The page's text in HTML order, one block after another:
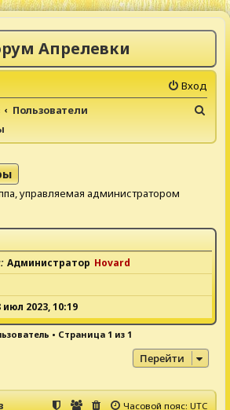
Апрелевки
Вход
Пользователи
и
управляемая администратором
Администратор Hovard
июл 2023, 10:19
• Страница 1 из 1
Перейти
Часовой пояс:UTC